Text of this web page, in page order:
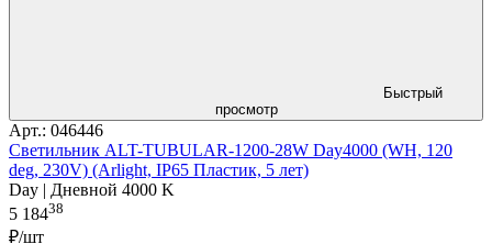
Быстрый
просмотр
Арт.: 046446
Светильник ALT-TUBULAR-1200-28W Day4000 (WH, 120
deg, 230V) (Arlight, IP65 Пластик, 5 лет)
Day | Дневной 4000 K
5 18438
₽/шт